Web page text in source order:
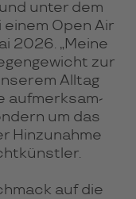
unter dem
einem Open Air
2026. „Meine
zur
All­tag
auf­merk­sam­
um das
Hin­zu­nahme
auf die